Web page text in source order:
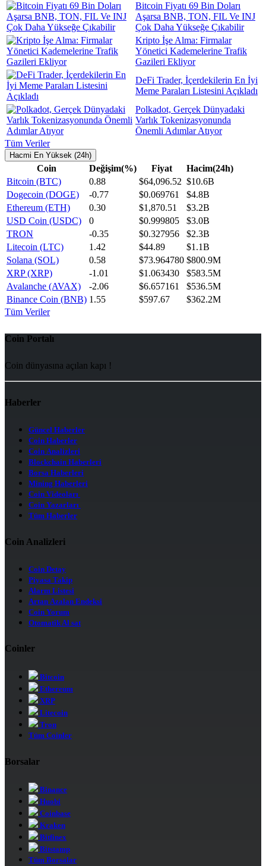
Bitcoin Fiyatı 69 Bin Doları
Aşarsa BNB, TON, FIL Ve INJ
Çok Daha Yükseğe Çıkabilir
Kripto İşe Alma: Firmalar
Yönetici Kademelerine Trafik
Gazileri Ekliyor
DeFi Trader, İçerdekilerin En İyi
Meme Paraları Listesini Açıkladı
Polkadot, Gerçek Dünyadaki
Varlık Tokenizasyonunda
Önemli Adımlar Atıyor
Tüm Veriler
Hacmi En Yüksek (24h)
Coin Değişim(%) Fiyat
Hacim(24h)
Bitcoin (BTC)
0.88 $64,096.52 $10.6B
Dogecoin (DOGE)
-0.77 $0.069761
$4.8B
Ethereum (ETH)
0.30 $1,870.51
$3.2B
USD Coin (USDC)
0 $0.999805
$3.0B
TRON
-0.35 $0.327956
$2.3B
Litecoin (LTC)
1.42 $44.89
$1.1B
Solana (SOL)
0.58 $73.964780 $800.9M
XRP (XRP)
-1.01 $1.063430
$583.5M
Avalanche (AVAX)
-2.06 $6.657161
$536.5M
Binance Coin (BNB) 1.55 $597.67
$362.2M
Tüm Veriler
Coin Portalı
Coin dünyasına açılan kapı !
Haberler
Güncel Haberler
Coin Haberler
Coin Analizleri
Blockchain Haberleri
Borsa Haberleri
Mining Haberleri
Coin Videoları
Coin Yazarları
Tüm Haberler
Coin Analizleri
Coin Detay
Piyasa Takip
Alarm Listesi
Artan Azalan Endeksi
Coin Yorum
Otomatik Al sat
Coinler
Bitcoin
Ethereum
XRP
Litecoin
Tron
Tüm Coinler
Borsalar
Binance
Huobi
Coinbase
Kraken
Bitfinex
Bitstamp
Tüm Borsalar